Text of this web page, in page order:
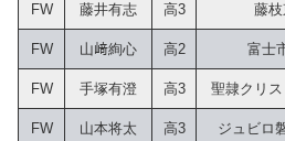
FW 藤井有志 高3 藤枝
FW 山﨑絢心 高2 富士
FW 手塚有澄 高3 聖隷クリ
FW 山本将太 高3 ジュビロ